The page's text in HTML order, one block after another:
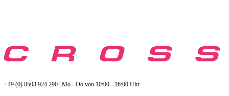
+49 (0) 8503 924 290 | Mo - Do von 10:00 - 16:00 Uhr